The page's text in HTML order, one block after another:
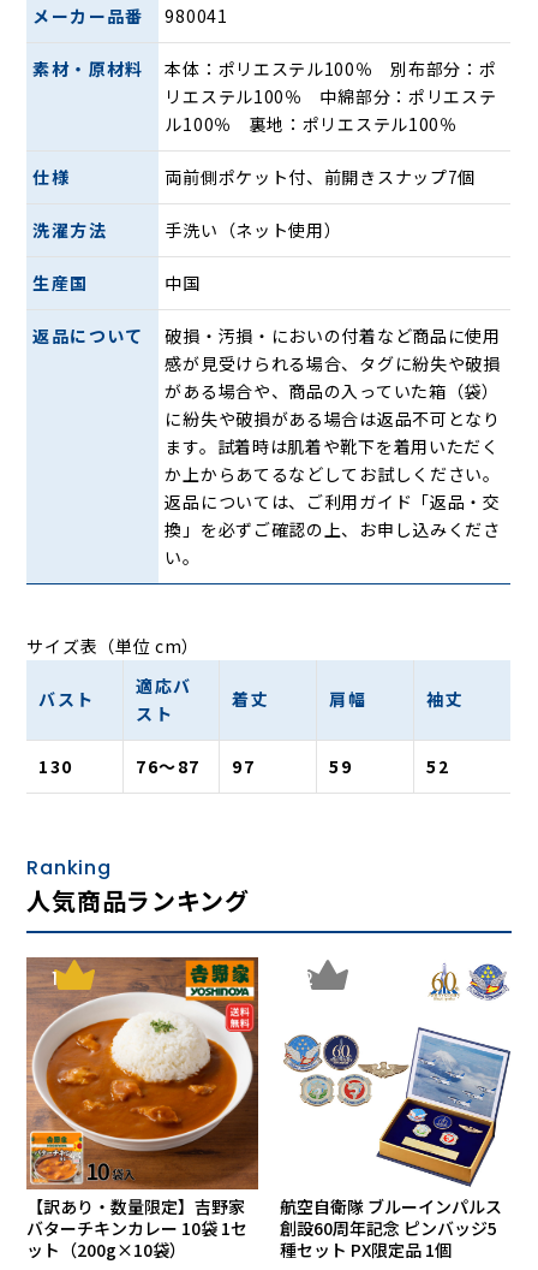
メーカー品番 980041
素材・原材料
本体：ポリエステル100％ 別布部分：ポ
リエステル100％ 中綿部分：ポリエステ
ル100％ 裏地：ポリエステル100％
仕様 両前側ポケット付、前開きスナップ7個
洗濯方法 手洗い（ネット使用）
生産国 中国
返品について
破損・汚損・においの付着など商品に使用
感が見受けられる場合、タグに紛失や破損
がある場合や、商品の入っていた箱（袋）
に紛失や破損がある場合は返品不可となり
ます。試着時は肌着や靴下を着用いただく
か上からあてるなどしてお試しください。
返品については、ご利用ガイド「返品・交
換」を必ずご確認の上、お申し込みくださ
い。
サイズ表（単位 cm）
バスト
適応バ
スト
着丈 肩幅 袖丈
130 76〜87 97 59 52
Ranking
人気商品ランキング
1
【訳あり・数量限定】吉野家
バターチキンカレー 10袋 1セ
ット（200g×10袋）
2
航空自衛隊 ブルーインパルス
創設60周年記念 ピンバッジ5
種セット PX限定品 1個